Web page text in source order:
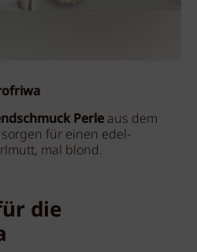
Perle aus dem
für einen edel-
mal blond.
die